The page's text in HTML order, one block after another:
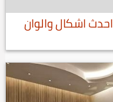
صور سيراميك حمامات 2016 احدث اشكال والوان